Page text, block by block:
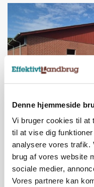
Denne hjemmeside
Vi bruger cookies til at
til at vise dig
analysere vores trafik.
brug af vores website
sociale medier,
Vores partnere kan
500-600 køer i
beskeden start til